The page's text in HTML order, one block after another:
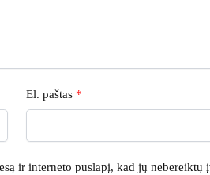
El. paštas *
ir interneto puslapį, kad jų